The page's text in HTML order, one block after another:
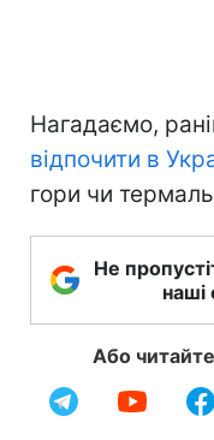
Нагадаємо,
відпочити в
гори чи
Не
наші
Або